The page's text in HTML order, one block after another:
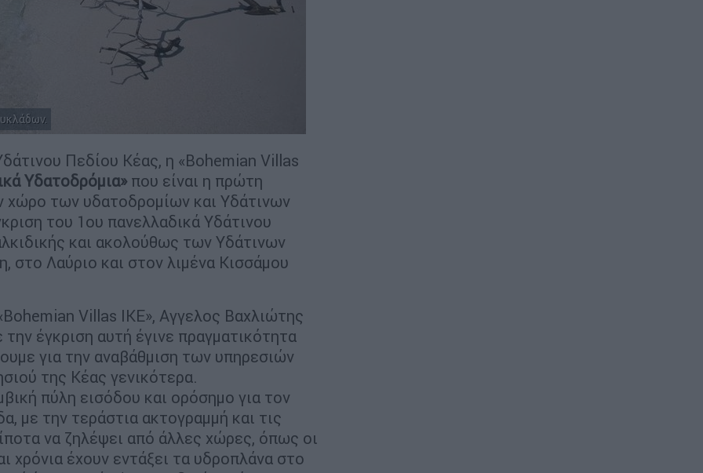
Πεδίου Κέας, η «Bohemian Villas
Υδατοδρόμια» που είναι η πρώτη
χώρο των υδατοδρομίων και Υδάτινων
του 1ου πανελλαδικά Υδάτινου
και ακολούθως των Υδάτινων
στο Λαύριο και στον λιμένα Κισσάμου
Villas ΙΚΕ», Αγγελος Βαχλιώτης
έγκριση αυτή έγινε πραγματικότητα
για την αναβάθμιση των υπηρεσιών
της Κέας γενικότερα.
πύλη εισόδου και ορόσημο για τον
με την τεράστια ακτογραμμή και τις
να ζηλέψει από άλλες χώρες, όπως οι
χρόνια έχουν εντάξει τα υδροπλάνα στο